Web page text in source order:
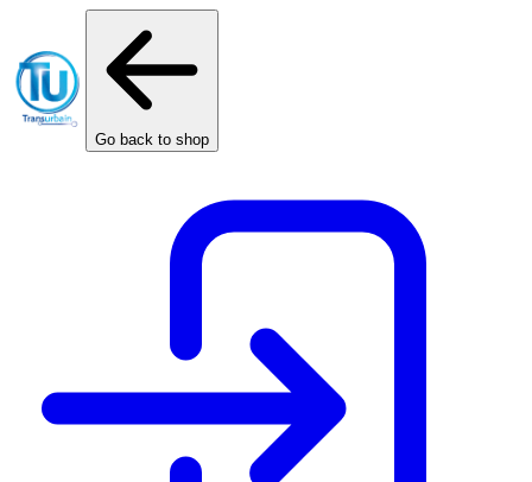
Cookies management panel
Go back to shop